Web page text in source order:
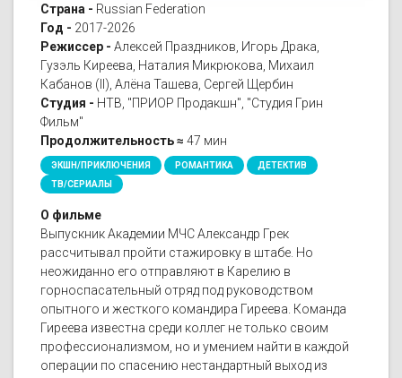
Страна - Russian Federation
Год - 2017-2026
Режиссер - Алексей Праздников, Игорь Драка,
Гузэль Киреева, Наталия Микрюкова, Михаил
Кабанов (II), Алёна Ташева, Сергей Щербин
Студия - НТВ, "ПРИОР Продакшн", "Студия Грин
Фильм"
Продолжительность ≈ 47 мин
ЭКШН/ПРИКЛЮЧЕНИЯ РОМАНТИКА
ДЕТЕКТИВ
ТВ/СЕРИАЛЫ
О фильме
Выпускник Академии МЧС Александр Грек
рассчитывал пройти стажировку в штабе. Но
неожиданно его отправляют в Карелию в
горноспасательный отряд под руководством
опытного и жесткого командира Гиреева. Команда
Гиреева известна среди коллег не только своим
профессионализмом, но и умением найти в каждой
операции по спасению нестандартный выход из